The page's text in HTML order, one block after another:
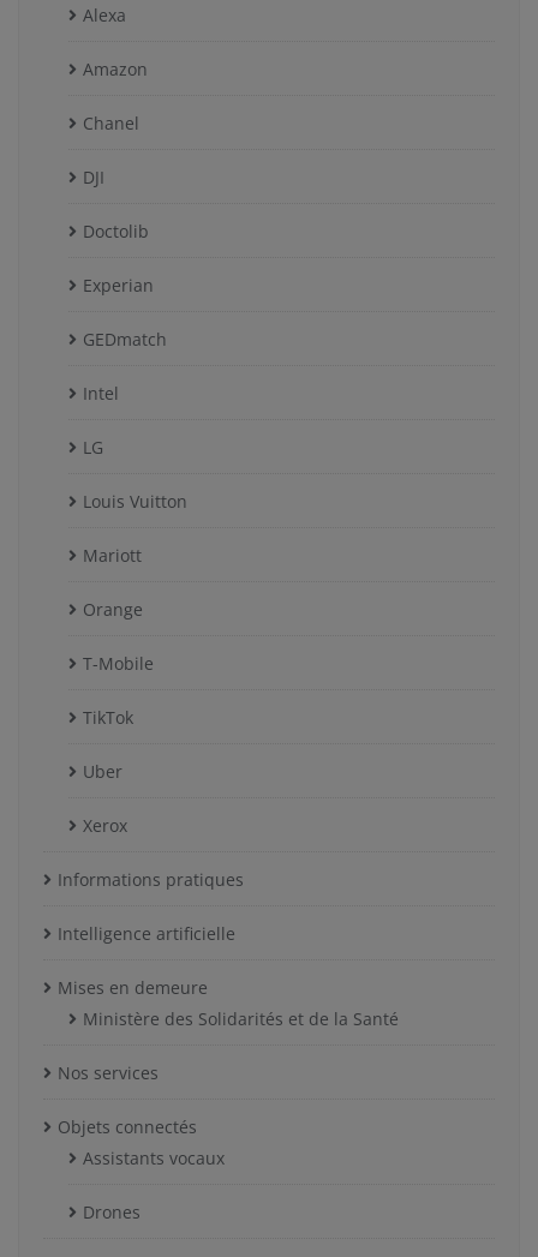
Alexa
Amazon
Chanel
DJI
Doctolib
Experian
GEDmatch
Intel
LG
Louis Vuitton
Mariott
Orange
T-Mobile
TikTok
Uber
Xerox
Informations pratiques
Intelligence artificielle
Mises en demeure
Ministère des Solidarités et de la Santé
Nos services
Objets connectés
Assistants vocaux
Drones